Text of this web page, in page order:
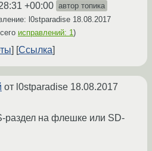
+00:00 автор топика
l0stparadise 18.08.2017
исправлений: 1)
Ссылка
от l0stparadise 18.08.2017
раздел на флешке или SD-